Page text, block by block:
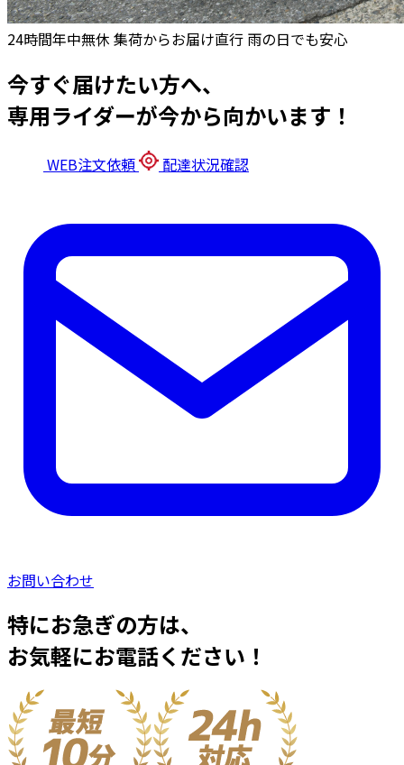
24時間年中無休 集荷からお届け直行 雨の日でも安心
今すぐ届けたい方へ、
専用ライダーが今から向かいます！
WEB注文依頼 配達状況確認
お問い合わせ
特にお急ぎの方は、
お気軽にお電話ください！